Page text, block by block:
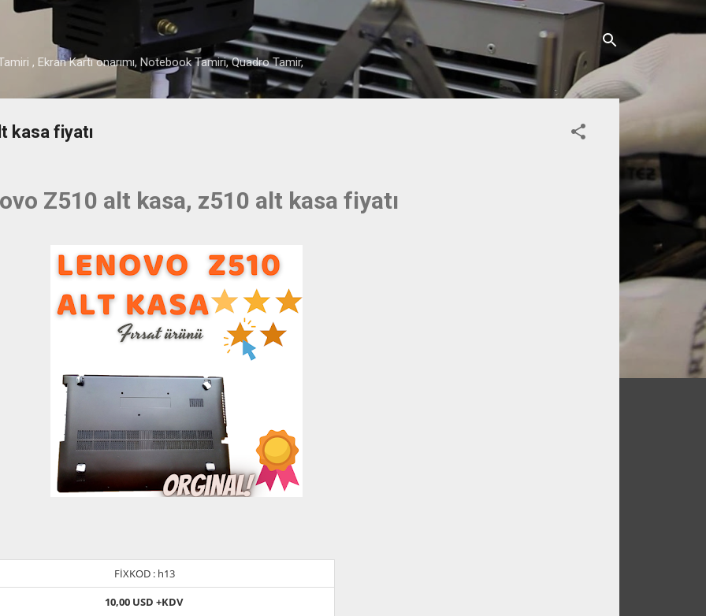
Ana içeriğe atla
, Ekran Kartı onarımı, Notebook Tamiri, Quadro Tamir,
kasa fiyatı
Z510 alt kasa, z510 alt kasa fiyatı
FİXKOD : h13
10,00 USD +KDV